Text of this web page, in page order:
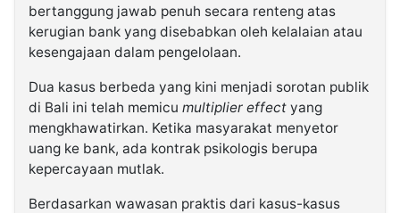
bertanggung jawab penuh secara renteng atas
kerugian bank yang disebabkan oleh kelalaian atau
kesengajaan dalam pengelolaan.
Dua kasus berbeda yang kini menjadi sorotan publik
di Bali ini telah memicu multiplier effect yang
mengkhawatirkan. Ketika masyarakat menyetor
uang ke bank, ada kontrak psikologis berupa
kepercayaan mutlak.
Berdasarkan wawasan praktis dari kasus-kasus